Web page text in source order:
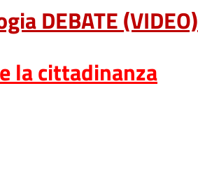
DEBATE (VIDEO)
la cittadinanza